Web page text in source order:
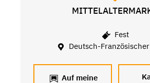
Fest
Deutsch-
Auf meine